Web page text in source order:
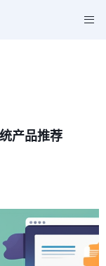
产品推荐